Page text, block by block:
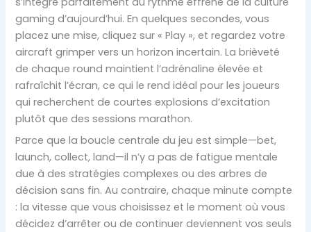
gaming d’aujourd’hui. En quelques secondes, vous
placez une mise, cliquez sur « Play », et regardez votre
aircraft grimper vers un horizon incertain. La brièveté
de chaque round maintient l’adrénaline élevée et
rafraîchit l’écran, ce qui le rend idéal pour les joueurs
qui recherchent de courtes explosions d’excitation
plutôt que des sessions marathon.
Parce que la boucle centrale du jeu est simple—bet,
launch, collect, land—il n’y a pas de fatigue mentale
due à des stratégies complexes ou des arbres de
décision sans fin. Au contraire, chaque minute compte
: la vitesse que vous choisissez et le moment où vous
décidez d’arrêter ou de continuer deviennent vos seuls